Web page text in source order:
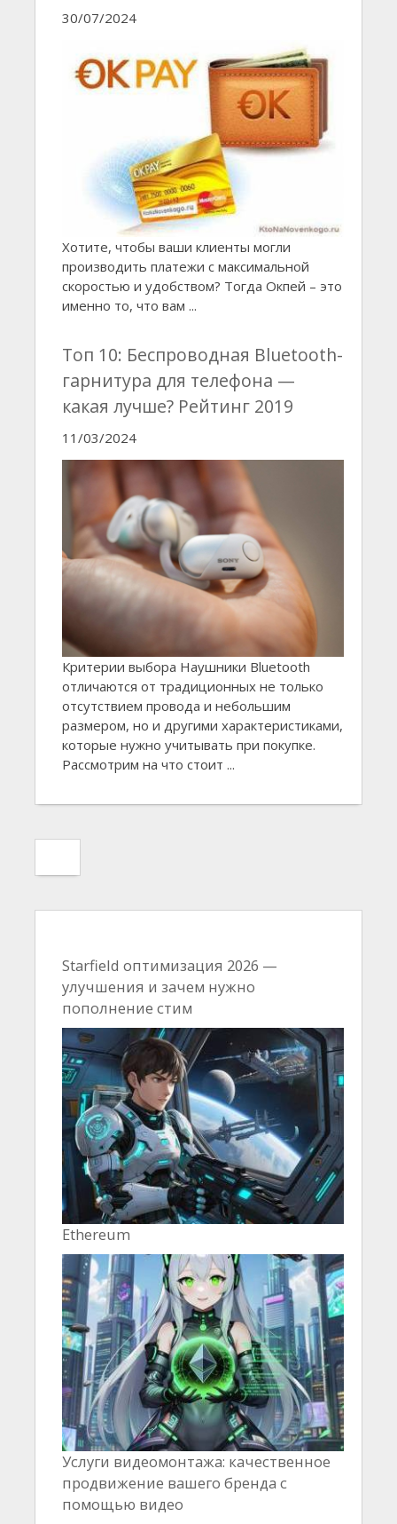
30/07/2024
Хотите, чтобы ваши клиенты могли
производить платежи с максимальной
скоростью и удобством? Тогда Окпей – это
именно то, что вам ...
Топ 10: Беспроводная Bluetooth-
гарнитура для телефона —
какая лучше? Рейтинг 2019
11/03/2024
Критерии выбора Наушники Bluetooth
отличаются от традиционных не только
отсутствием провода и небольшим
размером, но и другими характеристиками,
которые нужно учитывать при покупке.
Рассмотрим на что стоит ...
Starfield оптимизация 2026 —
улучшения и зачем нужно
пополнение стим
Ethereum
Услуги видеомонтажа: качественное
продвижение вашего бренда с
помощью видео